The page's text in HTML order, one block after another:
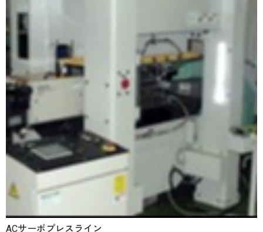
ACサーボプレスライン